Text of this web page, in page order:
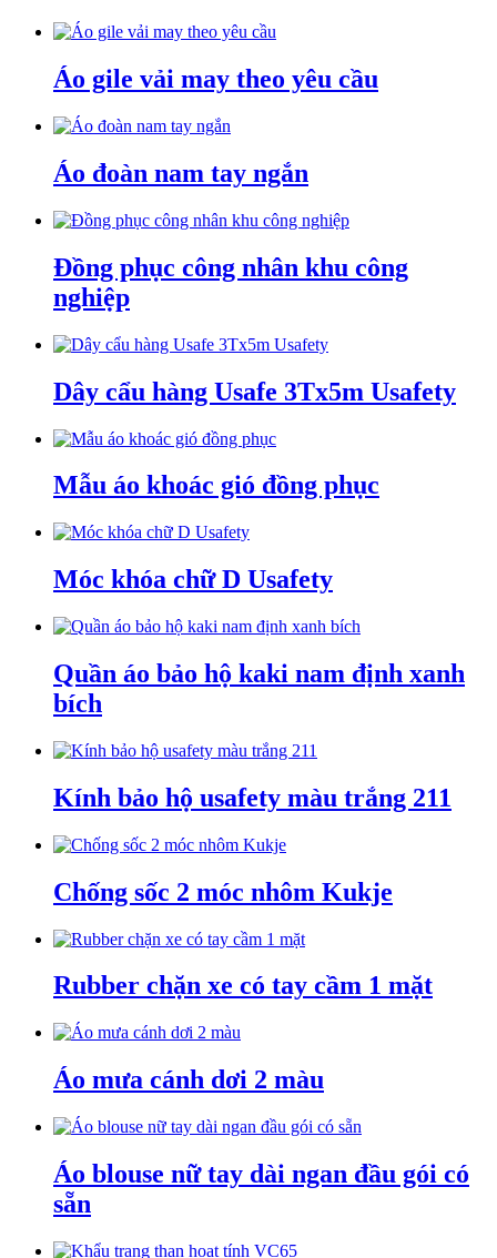
Áo gile vải may theo yêu cầu
Áo đoàn nam tay ngắn
Đồng phục công nhân khu công
nghiệp
Dây cẩu hàng Usafe 3Tx5m Usafety
Mẫu áo khoác gió đồng phục
Móc khóa chữ D Usafety
Quần áo bảo hộ kaki nam định xanh
bích
Kính bảo hộ usafety màu trắng 211
Chống sốc 2 móc nhôm Kukje
Rubber chặn xe có tay cầm 1 mặt
Áo mưa cánh dơi 2 màu
Áo blouse nữ tay dài ngan đầu gói có
sẵn